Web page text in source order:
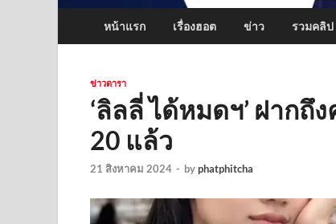
หน้าแรก เรื่องฮอต ข่าว รวมคลิป
ข่าวดารา
‘ลิลลี่ ได้หมดฯ’ ฝาก
20 แล้ว
21 สิงหาคม 2024 - byphatphitcha